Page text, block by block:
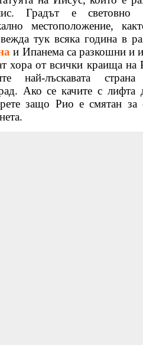
Градът е световно
местоположение,
тук всяка година в
и Ипанема са разкошни и
хора от всички краища на
най-лъскавата
Ако се качите с лифта
защо Рио е смятан за